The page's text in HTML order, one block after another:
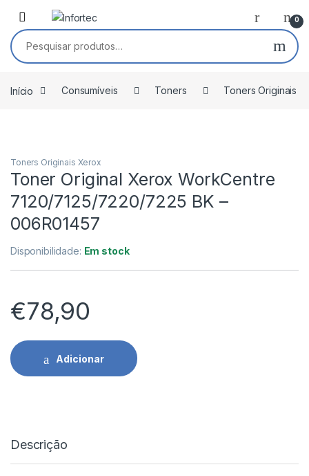
Saltar para navegação
Pular para o conteúdo
0
Pesquisar por:
Início Consumíveis Toners Toners Originais
Toners Originais Xerox
Toner Original Xerox WorkCentre
7120/7125/7220/7225 BK –
006R01457
Disponibilidade: Em stock
€78,90
Adicionar
Descrição